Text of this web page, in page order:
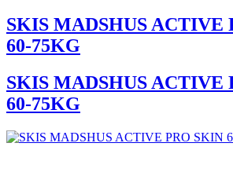
SKIS MADSHUS ACTIVE
60-75KG
SKIS MADSHUS ACTIVE
60-75KG